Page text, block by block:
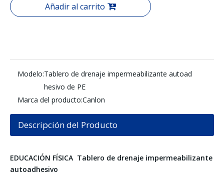
Añadir al carrito
Modelo:Tablero de drenaje impermeabilizante autoad
hesivo de PE
Marca del producto:Canlon
Descripción del Producto
EDUCACIÓN FÍSICA Tablero de drenaje impermeabilizante
autoadhesivo